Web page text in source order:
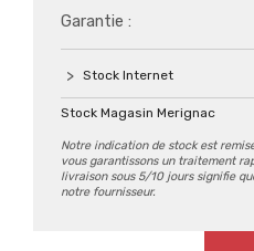
Garantie :
Stock Internet
Stock Magasin Merignac
Notre indication de stock est
vous garantissons un traitement
livraison sous 5/10 jours signifie
notre fournisseur.